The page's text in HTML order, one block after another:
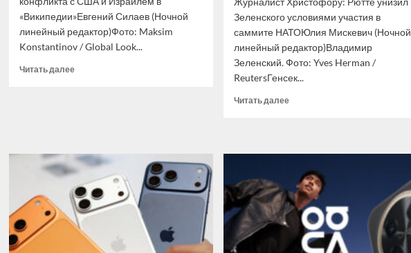
«Википедии»Евгений Силаев (Ночной
линейный редактор)Фото: Maksim
Konstantinov / Global Look...
Читать далееПрочитать
конфликта
с
США
Зеленского условиями участия в
саммите НАТОЮлия Мискевич (Ночной
линейный редактор)Владимир
Зеленский. Фото: Yves Herman /
ReutersГенсек...
Читать далееПрочитать
над
унижением
Зеленского
на
саммите
НАТО